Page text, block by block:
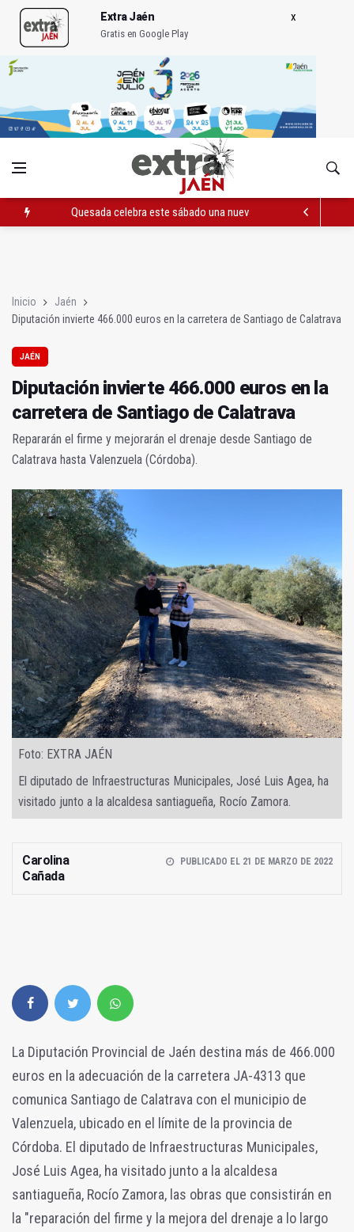
Extra Jaén
Gratis en Google Play
Quesada celebra este sábado una nueva jornada de Orgullo
Inicio
Jaén
Diputación invierte 466.000 euros en la carretera de Santiago de Calatrava
JAÉN
Diputación invierte 466.000 euros en la
carretera de Santiago de Calatrava
Repararán el firme y mejorarán el drenaje desde Santiago de
Calatrava hasta Valenzuela (Córdoba).
Foto: EXTRA JAÉN
El diputado de Infraestructuras Municipales, José Luis Agea, ha
visitado junto a la alcaldesa santiagueña, Rocío Zamora.
Carolina
Cañada
PUBLICADO EL 21 DE MARZO DE 2022
La Diputación Provincial de Jaén destina más de 466.000
euros en la adecuación de la carretera JA-4313 que
comunica Santiago de Calatrava con el municipio de
Valenzuela, ubicado en el límite de la provincia de
Córdoba. El diputado de Infraestructuras Municipales,
José Luis Agea, ha visitado junto a la alcaldesa
santiagueña, Rocío Zamora, las obras que consistirán en
la "reparación del firme y la mejora del drenaje a lo largo